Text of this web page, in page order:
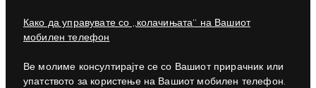
Како да управувате со „колачињата“ на Вашиот
мобилен телефон
Ве молиме консултирајте се со Вашиот прирачник или
упатството за користење на Вашиот мобилен телефон.